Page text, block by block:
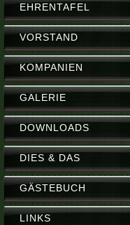
EHRENTAFEL
VORSTAND
KOMPANIEN
GALERIE
DOWNLOADS
DIES & DAS
GÄSTEBUCH
LINKS